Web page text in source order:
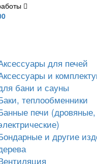
для печей
и
бани и сауны
теплообменники
печи (дровяные,
и другие